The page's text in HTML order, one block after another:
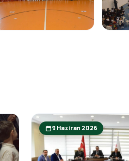
calendar_today9 Haziran 2026